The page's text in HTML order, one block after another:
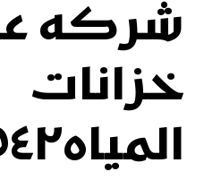
شركه
خزانات